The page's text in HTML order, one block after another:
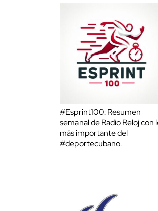
#Esprint100: Resumen
semanal de Radio Reloj con
más importante del
#deportecubano.